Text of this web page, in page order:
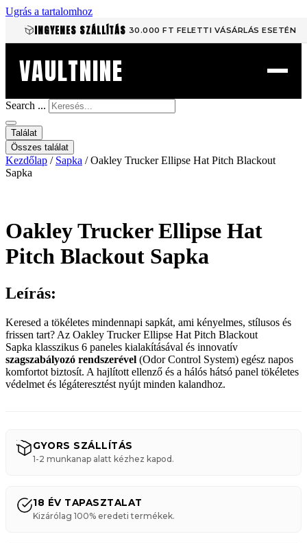
Ugrás a tartalomhoz
INGYENES SZÁLLÍTÁS 30.000 FT FELETTI VÁSÁRLÁS ESETÉN
VAULTNINE
Search ...
Találat
Összes találat
Kezdőlap / Sapka / Oakley Trucker Ellipse Hat Pitch Blackout
Sapka
Oakley Trucker Ellipse Hat
Pitch Blackout Sapka
Leírás:
Keresed a tökéletes mindennapi sapkát, ami kényelmes, stílusos és
frissen tart? Az Oakley Trucker Ellipse Hat Pitch Blackout
Sapka klasszikus 6 paneles kialakításával és innovatív
szagszabályozó rendszerével (Odor Control System) egész napos
komfortot biztosít. A hajlított ellenző és a hálós hátsó panel tökéletes
védelmet és légáteresztést nyújt minden kalandhoz.
GYORS SZÁLLÍTÁS
1-2 munkanap alatt kézhez kapod.
18 ÉV TAPASZTALAT
Kizárólag 100% eredeti termékek.